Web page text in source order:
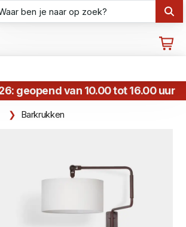
geopend van 10.00 tot 16.00 uur
Barkrukken